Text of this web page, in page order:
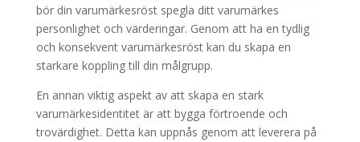
bör din varumärkesröst spegla ditt varumärkes
personlighet och värderingar. Genom att ha en tydlig
och konsekvent varumärkesröst kan du skapa en
starkare koppling till din målgrupp.
En annan viktig aspekt av att skapa en stark
varumärkesidentitet är att bygga förtroende och
trovärdighet. Detta kan uppnås genom att leverera på